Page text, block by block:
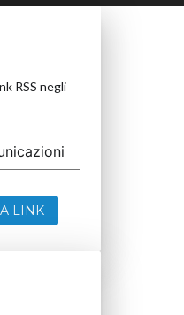
RSS negli
LINK